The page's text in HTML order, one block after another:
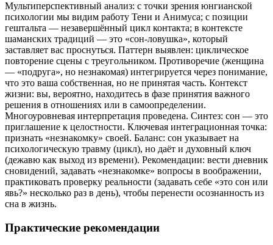
Мультиперспективный анализ: с точки зрения юнгианской
психологии мы видим работу Тени и Анимуса; с позиции
гештальта — незавершённый цикл контакта; в контексте
шаманских традиций — это «сон-ловушка», который
заставляет вас проснуться. Паттерн выявлен: циклическое
повторение сцены с треугольником. Противоречие (женщина
— «подруга», но незнакомая) интегрируется через понимание,
что это ваша собственная, но не принятая часть. Контекст
жизни: вы, вероятно, находитесь в фазе принятия важного
решения в отношениях или в самоопределении.
Многоуровневая интерпретация проведена. Синтез: сон — это
приглашение к целостности. Ключевая интеграционная точка:
признать «незнакомку» своей. Баланс: сон указывает на
психологическую травму (цикл), но даёт и духовный ключ
(дежавю как выход из времени). Рекомендации: вести дневник
сновидений, задавать «незнакомке» вопросы в воображении,
практиковать проверку реальности (задавать себе «это сон или
явь?» несколько раз в день), чтобы перенести осознанность из
сна в жизнь.
Практические рекомендации